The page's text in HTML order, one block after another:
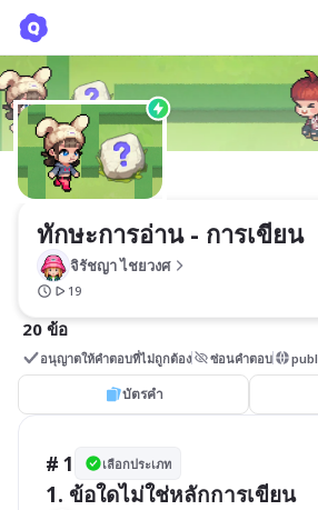
ทักษะการอ่าน - การเขียน
จิรัชญา ไชยวงศ
19
20 ข้อ
อนุญาตให้คำตอบที่ไม่ถูกต้อง ซ่อนคำตอบ
บัตรคำ
# 1 เลือกประเภท
1. ข้อใดไม่ใช่หลักการเขียน